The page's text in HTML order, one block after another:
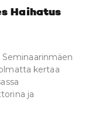
Haihatus
kertaa
ja